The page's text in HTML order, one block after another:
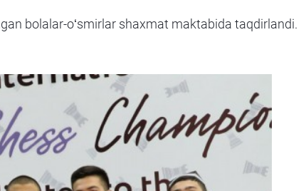
bolalar-oʻsmirlar shaxmat maktabida taqdirlandi.